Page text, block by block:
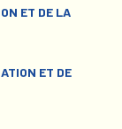
ET DE LA
ET DE